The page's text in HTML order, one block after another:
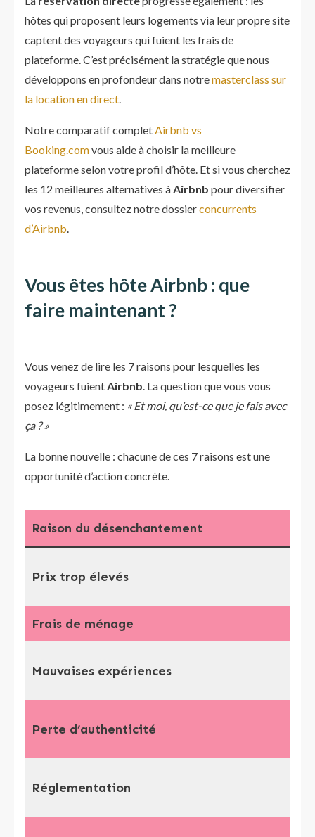
hôtes qui proposent leurs logements via leur propre site
captent des voyageurs qui fuient les frais de
plateforme. C’est précisément la stratégie que nous
développons en profondeur dans notremasterclass sur
la location en direct.​
Notre comparatif completAirbnb vs
Booking.comvous aide à choisir la meilleure
plateforme selon votre profil d’hôte. Et si vous cherchez
les 12 meilleures alternatives àAirbnb pour diversifier
vos revenus, consultez notre dossierconcurrents
d’Airbnb.
Vous êtes hôte Airbnb : que
faire maintenant ?
Vous venez de lire les 7 raisons pour lesquelles les
voyageurs fuientAirbnb. La question que vous vous
posez légitimement : « Et moi, qu’est-ce que je fais avec
ça ? »
La bonne nouvelle : chacune de ces 7 raisons est une
opportunité d’action concrète.
Raison du désenchantement
Prix trop élevés
Frais de ménage
Mauvaises expériences
Perte d’authenticité
Réglementation